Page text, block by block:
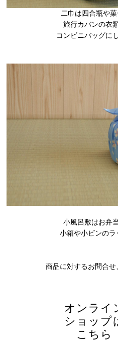
二巾は四合瓶や
旅行カバンの衣
コンビニバッグに
小風呂敷はお弁
小箱や小ビンのラ
商品に対するお問合
オンライ
ショップ
こちら